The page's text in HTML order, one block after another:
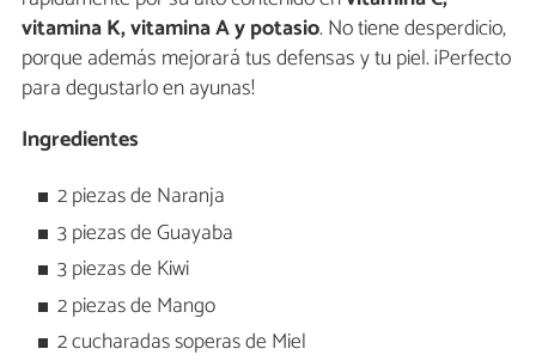
vitamina K, vitamina A y potasio. No tiene desperdicio,
porque además mejorará tus defensas y tu piel. ¡Perfecto
para degustarlo en ayunas!
Ingredientes
2 piezas de Naranja
3 piezas de Guayaba
3 piezas de Kiwi
2 piezas de Mango
2 cucharadas soperas de Miel